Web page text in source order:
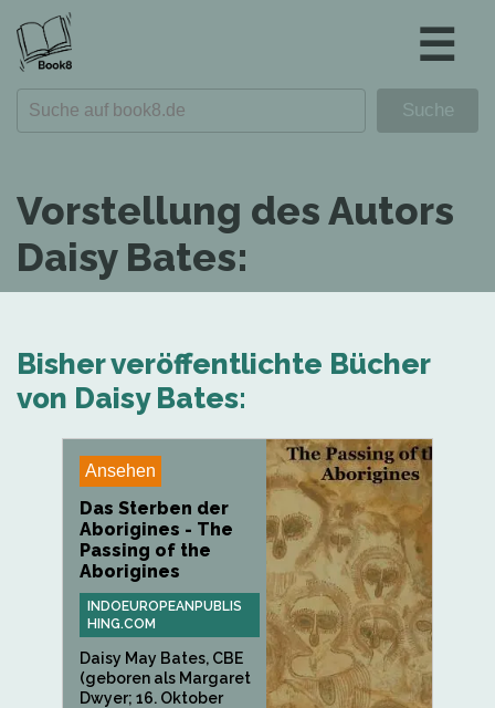
☰
Vorstellung des Autors
Daisy Bates:
Bisher veröffentlichte Bücher
von Daisy Bates:
Ansehen
Das Sterben der
Aborigines - The
Passing of the
Aborigines
INDOEUROPEANPUBLIS
HING.COM
Daisy May Bates, CBE
(geboren als Margaret
Dwyer; 16. Oktober